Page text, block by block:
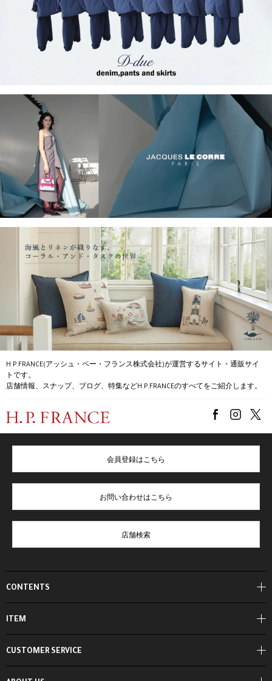
H.P.FRANCE(アッシュ・ペー・フランス株式会社)が運営するサイト・通販サイ
トです。
店舗情報、スナップ、ブログ、特集などH.P.FRANCEのすべてをご紹介します。
CONTENTS
ITEM
会員登録はこちら
お問い合わせはこちら
店舗検索
CUSTOMER SERVICE